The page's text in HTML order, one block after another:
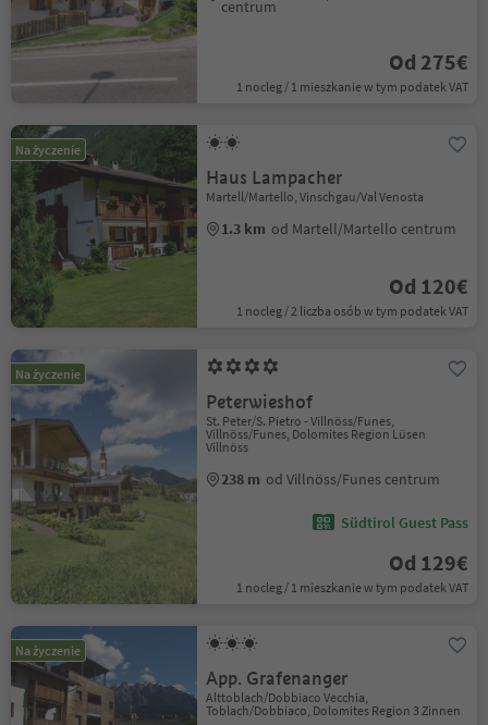
centrum
Od 275€
1 nocleg / 1 mieszkanie w tym podatek VAT
Na życzenie
Haus Lampacher
Martell/Martello, Vinschgau/Val Venosta
1.3 km od Martell/Martello centrum
Od 120€
1 nocleg / 2 liczba osób w tym podatek VAT
Na życzenie
Peterwieshof
St. Peter/S. Pietro - Villnöss/Funes,
Villnöss/Funes, Dolomites Region Lüsen
Villnöss
238 m od Villnöss/Funes centrum
Südtirol Guest Pass
Od 129€
1 nocleg / 1 mieszkanie w tym podatek VAT
Na życzenie
App. Grafenanger
Alttoblach/Dobbiaco Vecchia,
Toblach/Dobbiaco, Dolomites Region 3 Zinnen